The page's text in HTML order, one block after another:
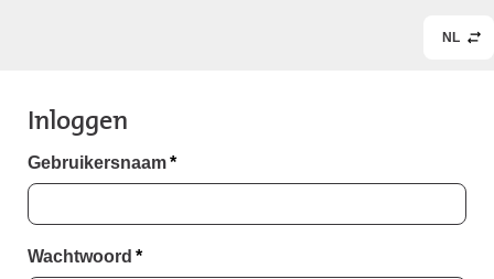
NL
Inloggen
Gebruikersnaam*
Wachtwoord *